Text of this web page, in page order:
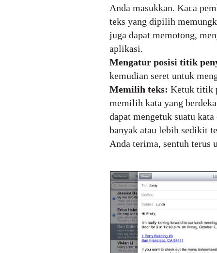
Anda masukkan. Kaca
teks yang dipilih
juga dapat memotong,
aplikasi.
Mengatur posisi titik
kemudian seret untuk
Memilih teks: Ketuk titik
memilih kata yang
dapat mengetuk suatu
banyak atau lebih sedikit
Anda terima, sentuh terus